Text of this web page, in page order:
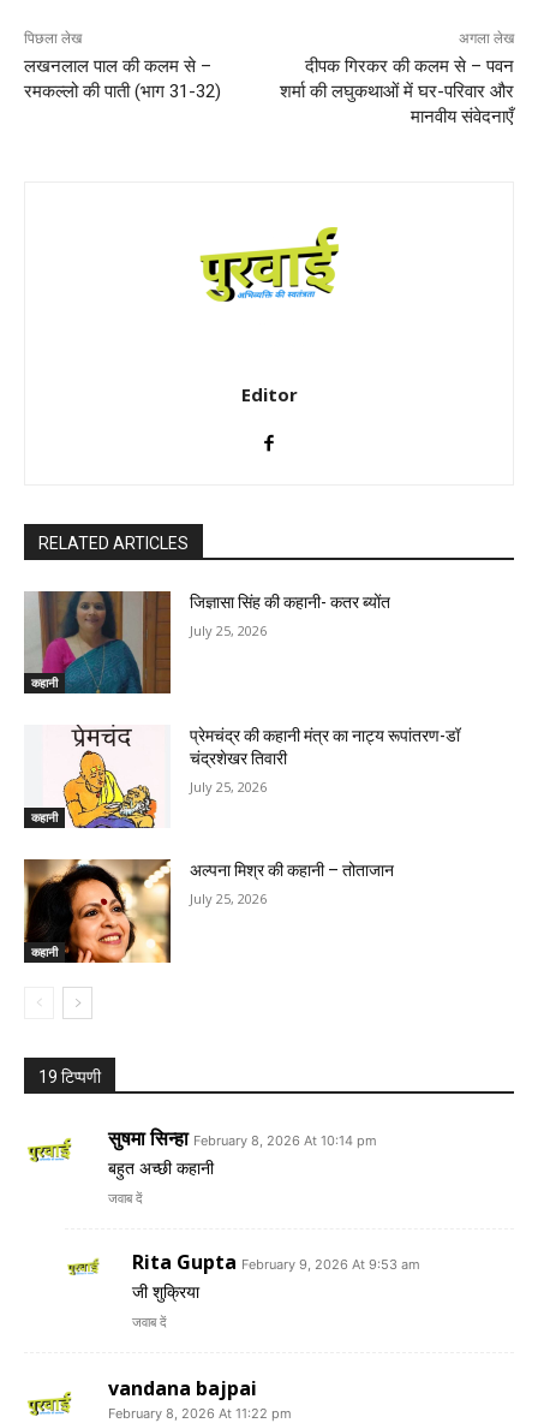
पिछला लेख
लखनलाल पाल की कलम से –
रमकल्लो की पाती (भाग 31-32)
अगला लेख
दीपक गिरकर की कलम से – पवन
शर्मा की लघुकथाओं में घर-परिवार और
मानवीय संवेदनाएँ
Editor
RELATED ARTICLES
कहानी
जिज्ञासा सिंह की कहानी- कतर ब्योंत
July 25, 2026
कहानी
प्रेमचंद्र की कहानी मंत्र का नाट्य रूपांतरण-डॉ
चंद्रशेखर तिवारी
July 25, 2026
कहानी
अल्पना मिश्र की कहानी – तोताजान
July 25, 2026
19 टिप्पणी
सुषमा सिन्हा February 8, 2026 At 10:14 pm
बहुत अच्छी कहानी
जवाब दें
Rita Gupta February 9, 2026 At 9:53 am
जी शुक्रिया
जवाब दें
vandana bajpai
February 8, 2026 At 11:22 pm